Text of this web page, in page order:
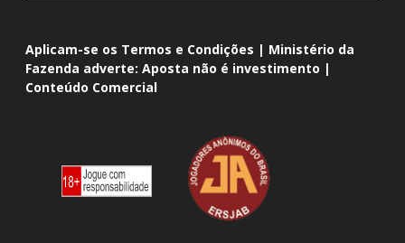
Aplicam-se os Termos e Condições | Ministério da
Fazenda adverte: Aposta não é investimento |
Conteúdo Comercial